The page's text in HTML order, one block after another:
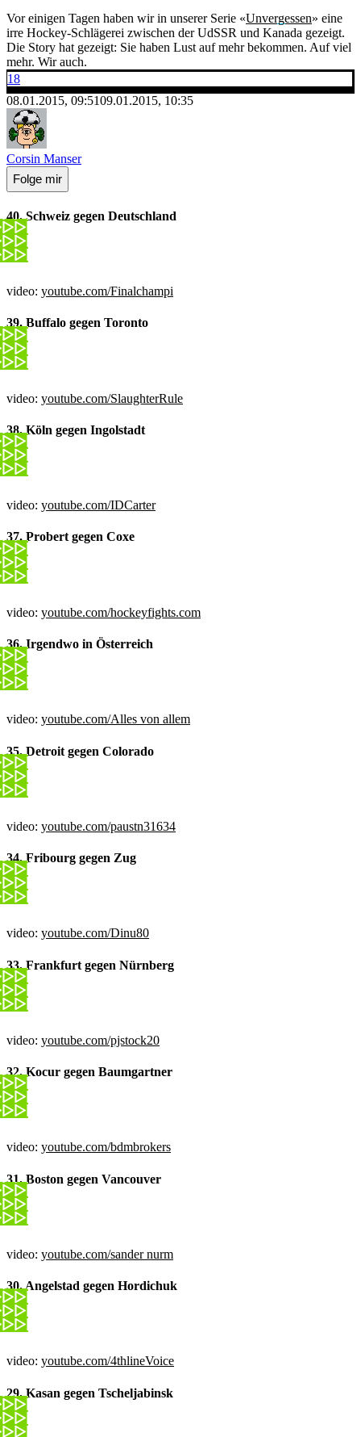
Vor einigen Tagen haben wir in unserer Serie «Unvergessen» eine
irre Hockey-Schlägerei zwischen der UdSSR und Kanada gezeigt.
Die Story hat gezeigt: Sie haben Lust auf mehr bekommen. Auf viel
mehr. Wir auch.
18
08.01.2015, 09:5109.01.2015, 10:35
Corsin Manser
Folge mir
40. Schweiz gegen Deutschland
video: youtube.com/Finalchampi
39. Buffalo gegen Toronto
video: youtube.com/SlaughterRule
38. Köln gegen Ingolstadt
video: youtube.com/IDCarter
37. Probert gegen Coxe
video: youtube.com/hockeyfights.com
36. Irgendwo in Österreich
video: youtube.com/Alles von allem
35. Detroit gegen Colorado
video: youtube.com/paustn31634
34. Fribourg gegen Zug
video: youtube.com/Dinu80
33. Frankfurt gegen Nürnberg
video: youtube.com/pjstock20
32. Kocur gegen Baumgartner
video: youtube.com/bdmbrokers
31. Boston gegen Vancouver
video: youtube.com/sander nurm
30. Angelstad gegen Hordichuk
video: youtube.com/4thlineVoice
29. Kasan gegen Tscheljabinsk